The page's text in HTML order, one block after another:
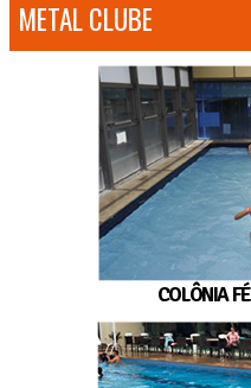
METAL CLUBE
COLÔNIA